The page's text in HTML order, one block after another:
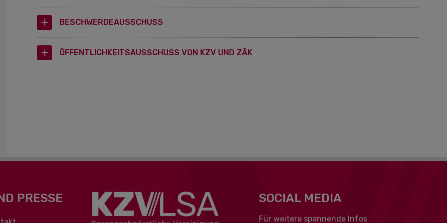
BESCHWERDEAUSSCHUSS
ÖFFENTLICHKEITSAUSSCHUSS VON KZV UND ZÄK
PRESSE SOCIAL MEDIA
Für weitere spannende Infos